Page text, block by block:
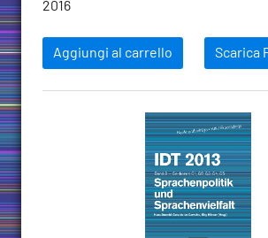
2016
Aggiungi al carrello Scarica